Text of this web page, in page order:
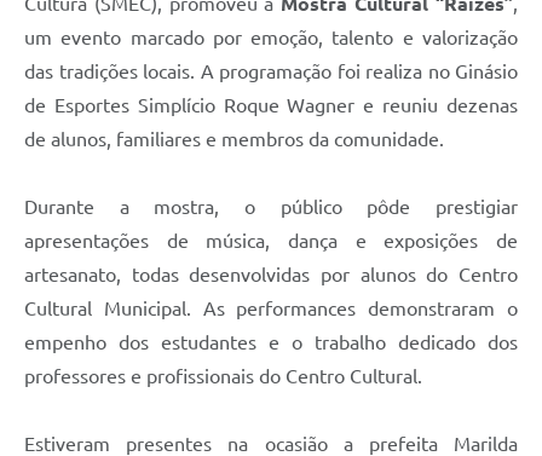
um evento marcado por emoção, talento e valorização
das tradições locais. A programação foi realiza no Ginásio
de Esportes Simplício Roque Wagner e reuniu dezenas
de alunos, familiares e membros da comunidade.
Durante a mostra, o público pôde prestigiar
apresentações de música, dança e exposições de
artesanato, todas desenvolvidas por alunos do Centro
Cultural Municipal. As performances demonstraram o
empenho dos estudantes e o trabalho dedicado dos
professores e profissionais do Centro Cultural.
Estiveram presentes na ocasião a prefeita Marilda